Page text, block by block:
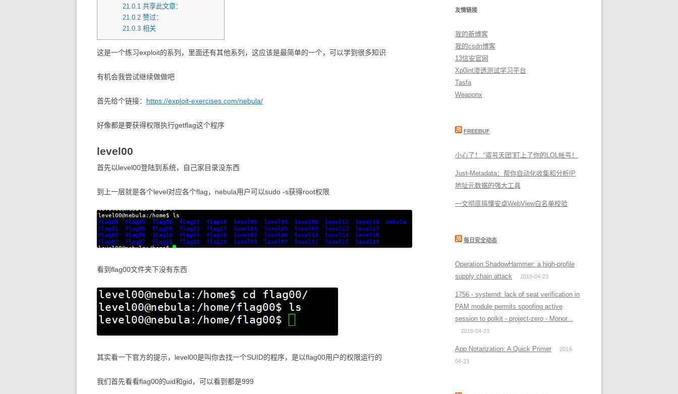
21.0.1共享此文章：
21.0.2赞过：
21.0.3相关
这是一个练习exploit的系列，里面还有其他系列，这应该是最简单的一个，可以学到很多知识
有机会我尝试继续做做吧
首先给个链接： https://exploit-exercises.com/nebula/
好像都是要获得权限执行getflag这个程序
level00
首先以level00登陆到系统，自己家目录没东西
到上一层就是各个level对应各个flag，nebula用户可以sudo -s获得root权限
看到flag00文件夹下没有东西
其实看一下官方的提示，level00是叫你去找一个SUID的程序，是以flag00用户的权限运行的
我们首先看看flag00的uid和gid，可以看到都是999
友情链接
我的新博客
我的csdn博客
13信安官网
Xp0int渗透测试学习平台
Tasfa
Weaponx
FREEBUF
小心了！ “盗号天团”盯上了你的LOL帐号！
Just-Metadata：帮你自动化收集和分析IP
地址元数据的强大工具
一文彻底搞懂安卓WebView白名单校验
每日安全动态
Operation ShadowHammer: a high-profile
supply chain attack
2019-04-23
1756 - systemd: lack of seat verification in
PAM module permits spoofing active
session to polkit - project-zero - Monor...
2019-04-23
App Notarization: A Quick Primer
2019-
04-23